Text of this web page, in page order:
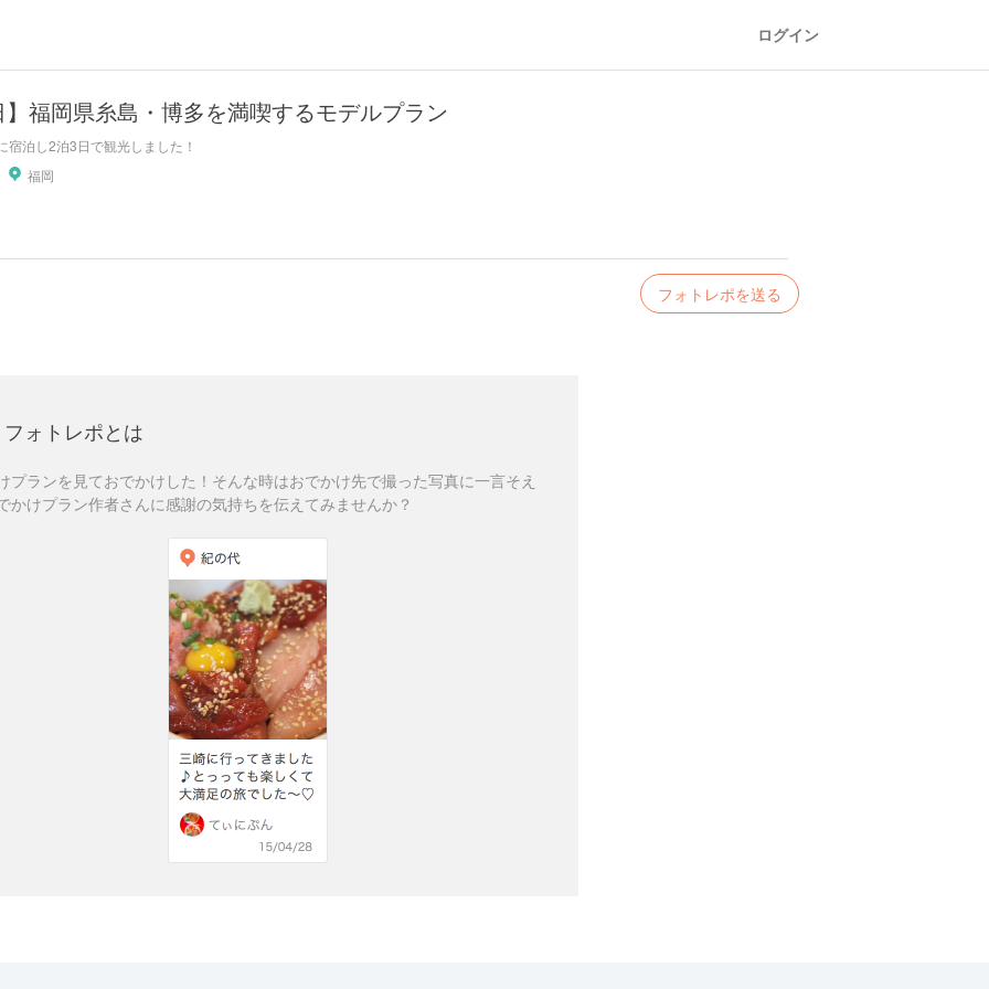
ログイン
福岡県糸島・博多を満喫するモデルプラン
宿泊し2泊3日で観光しました！
福岡
フォトレポを送る
フォトレポとは
プランを見ておでかけした！そんな時はおでかけ先で撮った写真に一言そえ
かけプラン作者さんに感謝の気持ちを伝えてみませんか？